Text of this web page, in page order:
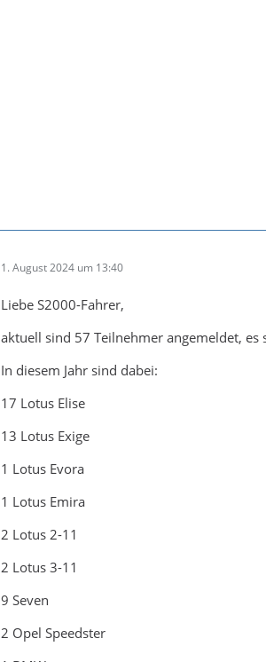
1. August 2024 um 13:40
Liebe S2000-Fahrer,
aktuell sind 57 Teilnehmer angemeldet, es
In diesem Jahr sind dabei:
17 Lotus Elise
13 Lotus Exige
1 Lotus Evora
1 Lotus Emira
2 Lotus 2-11
2 Lotus 3-11
9 Seven
2 Opel Speedster